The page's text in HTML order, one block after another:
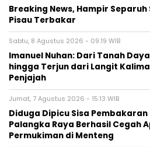
Breaking News, Hampir Separuh
Pisau Terbakar
Sabtu, 8 Agustus 2026 - 09:19 WIB
Imanuel Nuhan: Dari Tanah
hingga Terjun dari Langit
Penjajah
Jumat, 7 Agustus 2026 - 15:13 WIB
Diduga Dipicu Sisa
Palangka Raya Berhasil Cegah
Permukiman di Menteng